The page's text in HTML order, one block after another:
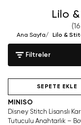
Lilo
(
Ana Sayfa/ Lilo &
Filtreler
SEPETE EKLE
MINISO
Disney Stitch Lisanslı
Tutuculu Anahtarlık –